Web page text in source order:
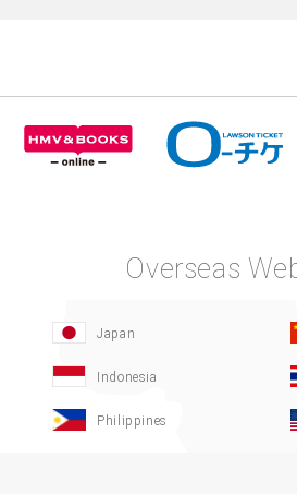
Overseas
Japan
Indonesia
Philippines